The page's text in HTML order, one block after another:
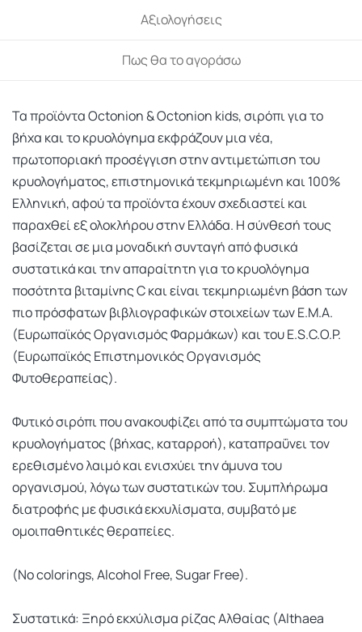
Αξιολογήσεις
Πως θα το αγοράσω
Τα προϊόντα Octonion & Octonion kids, σιρόπι για το
βήχα και το κρυολόγημα εκφράζουν μια νέα,
πρωτοποριακή προσέγγιση στην αντιμετώπιση του
κρυολογήματος, επιστημονικά τεκμηριωμένη και 100%
Ελληνική, αφού τα προϊόντα έχουν σχεδιαστεί και
παραχθεί εξ ολοκλήρου στην Ελλάδα. Η σύνθεσή τους
βασίζεται σε μια μοναδική συνταγή από φυσικά
συστατικά και την απαραίτητη για το κρυολόγημα
ποσότητα βιταμίνης C και είναι τεκμηριωμένη βάση των
πιο πρόσφατων βιβλιογραφικών στοιχείων των Ε.Μ.Α.
(Ευρωπαϊκός Οργανισμός Φαρμάκων) και του E.S.C.O.P.
(Ευρωπαϊκός Επιστημονικός Οργανισμός
Φυτοθεραπείας).
Φυτικό σιρόπι που ανακουφίζει από τα συμπτώματα του
κρυολογήματος (βήχας, καταρροή), καταπραΰνει τον
ερεθισμένο λαιμό και ενισχύει την άμυνα του
οργανισμού, λόγω των συστατικών του. Συμπλήρωμα
διατροφής με φυσικά εκχυλίσματα, συμβατό με
ομοιπαθητικές θεραπείες.
(No colorings, Alcohol Free, Sugar Free).
Συστατικά: Ξηρό εκχύλισμα ρίζας Αλθαίας (Althaea